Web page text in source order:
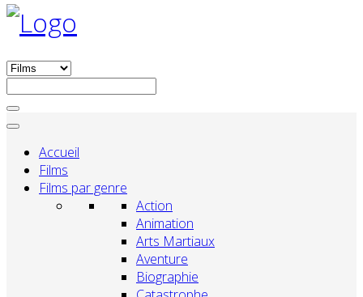
Accueil
Films
Films par genre
Action
Animation
Arts Martiaux
Aventure
Biographie